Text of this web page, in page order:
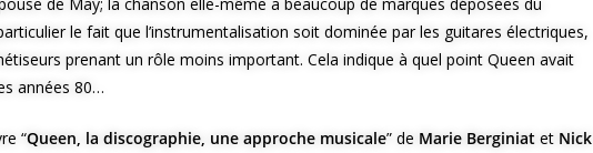
le fait que l’instrumentalisation soit dominée par les guitares électriques,
prenant un rôle moins important. Cela indique à quel point Queen avait
années 80…
“Queen, la discographie, une approche musicale” de Marie Berginiat et Nick